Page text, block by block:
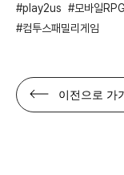
play2us 모바일RPG
컴투스패밀리게임
이전으로 가